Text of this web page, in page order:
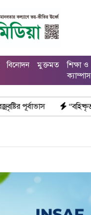
বিনোদন মুক্তমত
শিক্ষা ও
ক্যাম্পাস
“বহিষ্কৃত এনসিপি নেতা